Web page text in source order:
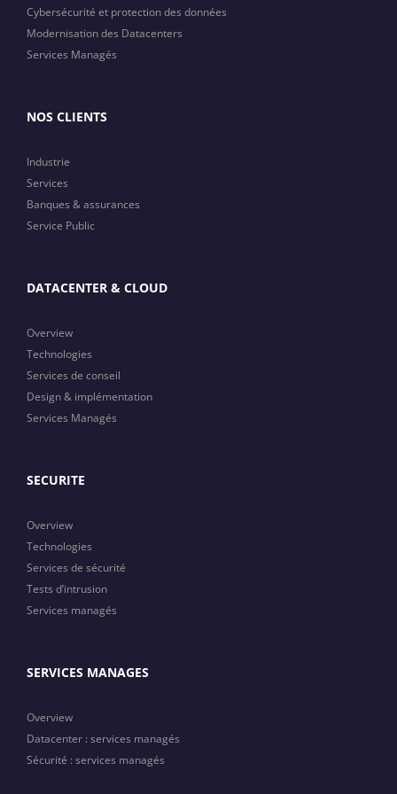
Cybersécurité et protection des données
Modernisation des Datacenters
Services Managés
NOS CLIENTS
Industrie
Services
Banques & assurances
Service Public
DATACENTER & CLOUD
Overview
Technologies
Services de conseil
Design & implémentation
Services Managés
SECURITE
Overview
Technologies
Services de sécurité
Tests d’intrusion
Services managés
SERVICES MANAGES
Overview
Datacenter : services managés
Sécurité : services managés